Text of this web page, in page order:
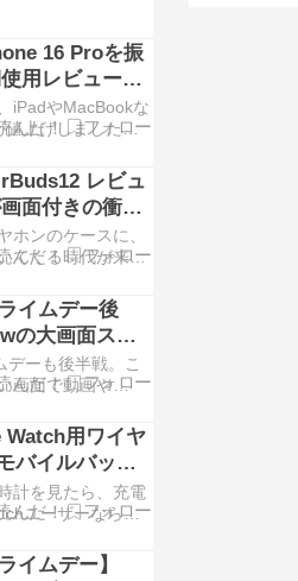
16 Proを振
用レビュー。
、悪かったと
想
iPadやMacBookな
値上げしました。
やSSDなど半導体
と円安の進行が主
いなことにiPhone
点では実施され ...
レビュ
面付きの衝
りで4千円と
能TWS
ホンのケースに、
てくる時代が来る
AirBuds12を手
思ったのがこれで
ろ、完全ワイヤレ
機能で驚くことが
イムデー後
の大画面スマ
ブレットがセ
・Wave 10・
ーも後半戦。こ
画面で動画や
ゆったり楽しみた
いた、Blackview
製品をまとめまし
は1万円台のスマ
...
用ワイヤ
バイルバッテ
緊急時と旅行
計を見たら、充電
ユーザーなら、
経験があるんじゃ
かといって、あの
器とケーブルを旅
イムデー】